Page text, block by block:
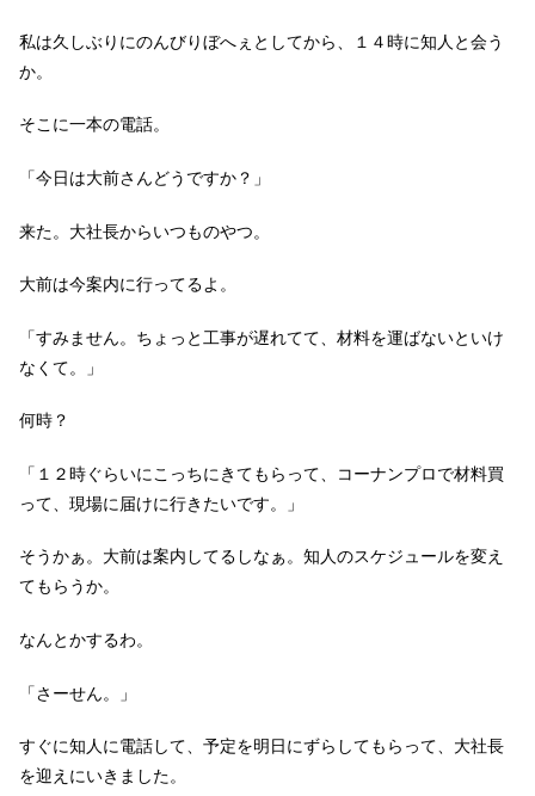
私は久しぶりにのんびりぼへぇとしてから、１４時に知人と会う
か。
そこに一本の電話。
「今日は大前さんどうですか？」
来た。大社長からいつものやつ。
大前は今案内に行ってるよ。
「すみません。ちょっと工事が遅れてて、材料を運ばないといけ
なくて。」
何時？
「１２時ぐらいにこっちにきてもらって、コーナンプロで材料買
って、現場に届けに行きたいです。」
そうかぁ。大前は案内してるしなぁ。知人のスケジュールを変え
てもらうか。
なんとかするわ。
「さーせん。」
すぐに知人に電話して、予定を明日にずらしてもらって、大社長
を迎えにいきました。